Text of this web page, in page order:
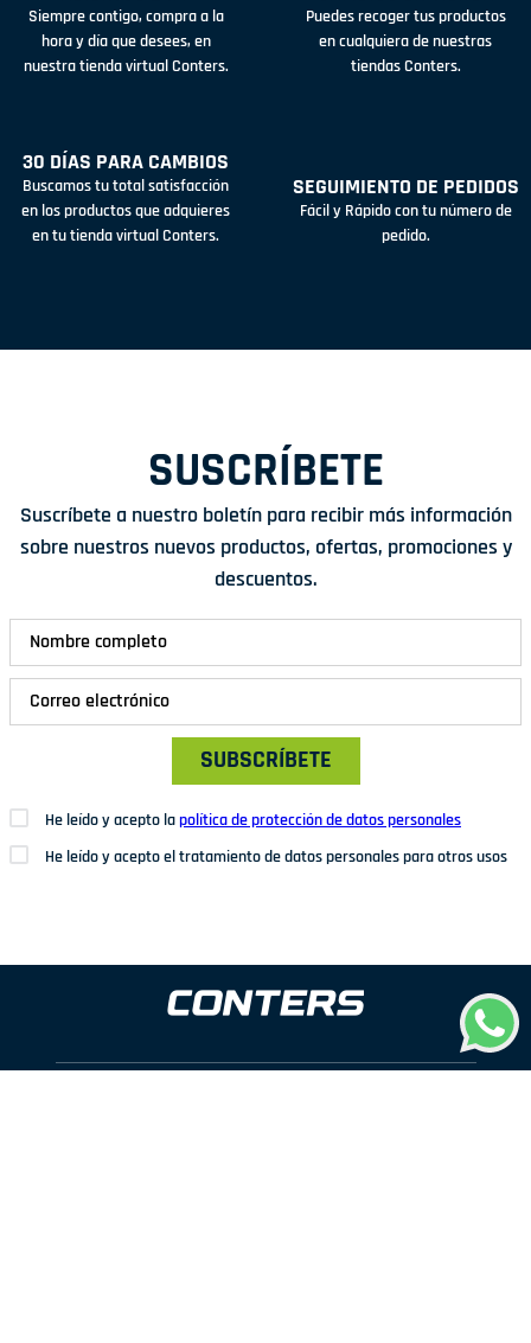
Siempre contigo, compra a la
hora y día que desees, en
nuestra tienda virtual Conters.
Puedes recoger tus productos
en cualquiera de nuestras
tiendas Conters.
30 DÍAS PARA CAMBIOS
Buscamos tu total satisfacción
en los productos que adquieres
en tu tienda virtual Conters.
SEGUIMIENTO DE PEDIDOS
Fácil y Rápido con tu número de
pedido.
SUSCRÍBETE
Suscríbete a nuestro boletín para recibir más información
sobre nuestros nuevos productos, ofertas, promociones y
descuentos.
SUBSCRÍBETE
He leído y acepto lapolítica de protección de datos personales
He leído y acepto el tratamiento de datos personales para otros usos